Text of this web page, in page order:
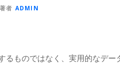
著者 ADMIN
るものではなく、実用的なデ